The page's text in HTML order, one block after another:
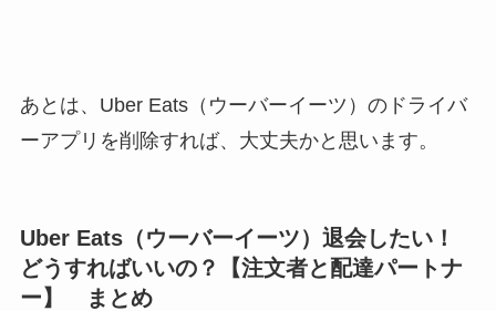
あとは、Uber Eats（ウーバーイーツ）のドライバ
ーアプリを削除すれば、大丈夫かと思います。
Uber Eats（ウーバーイーツ）退会したい！
どうすればいいの？【注文者と配達パートナ
ー】 まとめ